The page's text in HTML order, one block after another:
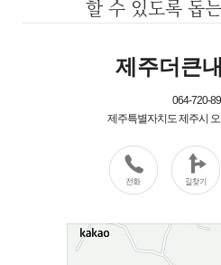
할 수 있도록 돕